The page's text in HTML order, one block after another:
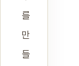
를
만
들